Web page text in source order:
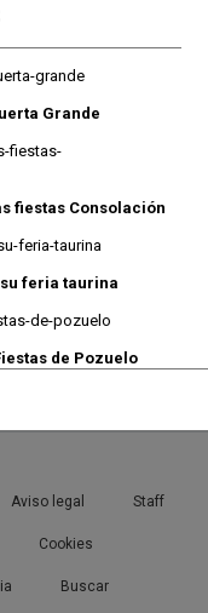
Grande
fiestas Consolación
feria taurina
de Pozuelo
Aviso legal Staff
Cookies
Buscar